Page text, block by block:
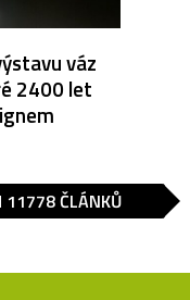
váz
2400 let
11778 ČLÁNKŮ